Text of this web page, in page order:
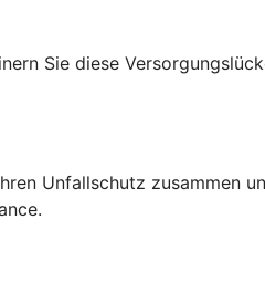
Sie diese
Unfallschutz zusammen